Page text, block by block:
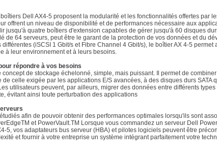
Dell AX4-5 proposent la modularité et les fonctionnalités offertes par
offrent un niveau de disponibilité et de performances nécessaire aux
jusqu'à quatre boîtiers d'extension capables de gérer jusqu'à 60 disques
de 64 serveurs, peut être le garant de la protection de vos données et du
(iSCSI 1 Gbit/s et Fibre Channel 4 Gbit/s), le boîtier AX 4-5 permet
à leur environnement et à leurs besoins.
répondre à vos besoins
concept de stockage échelonné, simple, mais puissant. Il permet de
celle exigée par les applications E/S avancées, à des disques durs SATA
utilisateurs peuvent, par ailleurs, migrer des données entre différents
évitant ainsi toute perturbation des applications
afin de pouvoir obtenir des performances optimales lorsqu'ils sont
et PowerVault.TM Lorsque vous commandez un serveur Dell
5, vos adaptateurs bus serveur (HBA) et pilotes logiciels peuvent être
et fournir à votre entreprise un système intégrant parfaitement votre